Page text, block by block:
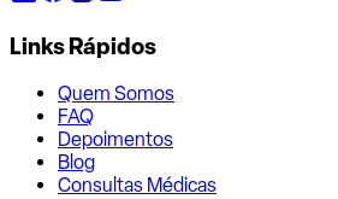
Links Rápidos
Quem Somos
FAQ
Depoimentos
Blog
Consultas Médicas